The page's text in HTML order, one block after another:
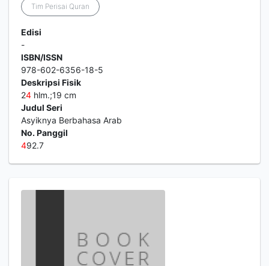
Tim Perisai Quran
Edisi
-
ISBN/ISSN
978-602-6356-18-5
Deskripsi Fisik
24 hlm.;19 cm
Judul Seri
Asyiknya Berbahasa Arab
No. Panggil
492.7